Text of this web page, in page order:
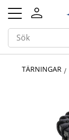
Meny
TÄRNINGAR